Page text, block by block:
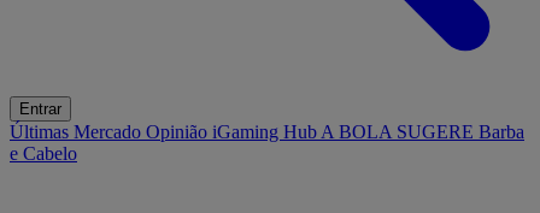
Entrar
Últimas Mercado Opinião iGaming Hub A BOLA SUGERE Barba
e Cabelo